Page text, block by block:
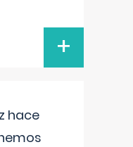
+
hace